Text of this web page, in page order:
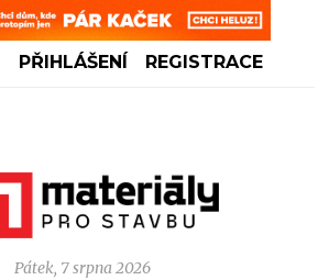
PŘIHLÁŠENÍ REGISTRACE
Pátek, 7 srpna 2026